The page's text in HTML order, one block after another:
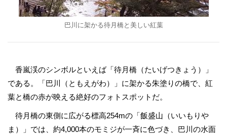
巴川に架かる待月橋と美しい紅葉
香嵐渓のシンボルといえば「待月橋（たいげつきょう）」
である。「巴川（ともえがわ）」に架かる朱塗りの橋で、紅
葉と橋の赤が映える絶好のフォトスポットだ。
待月橋の東側に広がる標高254mの「飯盛山（いいもりや
ま）」では、約4,000本のモミジが一斉に色づき、巴川の水面